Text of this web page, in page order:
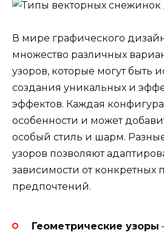
В мире графического
множество различных
узоров, которые могут быть
создания уникальных и
эффектов. Каждая
особенности и может
особый стиль и шарм.
узоров позволяют
зависимости от конкретных
предпочтений.
Геометрические узоры